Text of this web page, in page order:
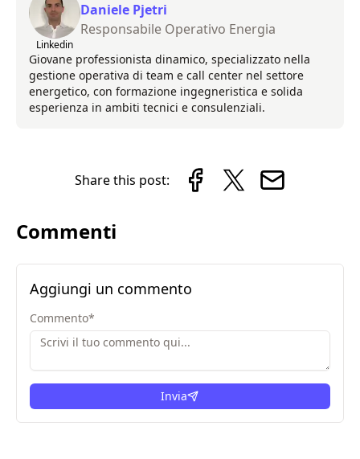
Linkedin
Daniele Pjetri
Responsabile Operativo Energia
Giovane professionista dinamico, specializzato nella
gestione operativa di team e call center nel settore
energetico, con formazione ingegneristica e solida
esperienza in ambiti tecnici e consulenziali.
Share this post:
Commenti
Aggiungi un commento
Commento*
Invia